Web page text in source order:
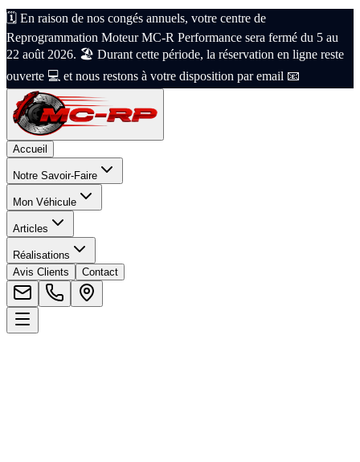
🗓️ En raison de nos congés annuels, votre centre de
Reprogrammation Moteur MC-R Performance sera fermé du 5 au
22 août 2026. 🏖️ Durant cette période, la réservation en ligne reste
ouverte 💻 et nous restons à votre disposition par email 📧
Accueil
Notre Savoir-Faire
Mon Véhicule
Articles
Réalisations
Avis Clients
Contact